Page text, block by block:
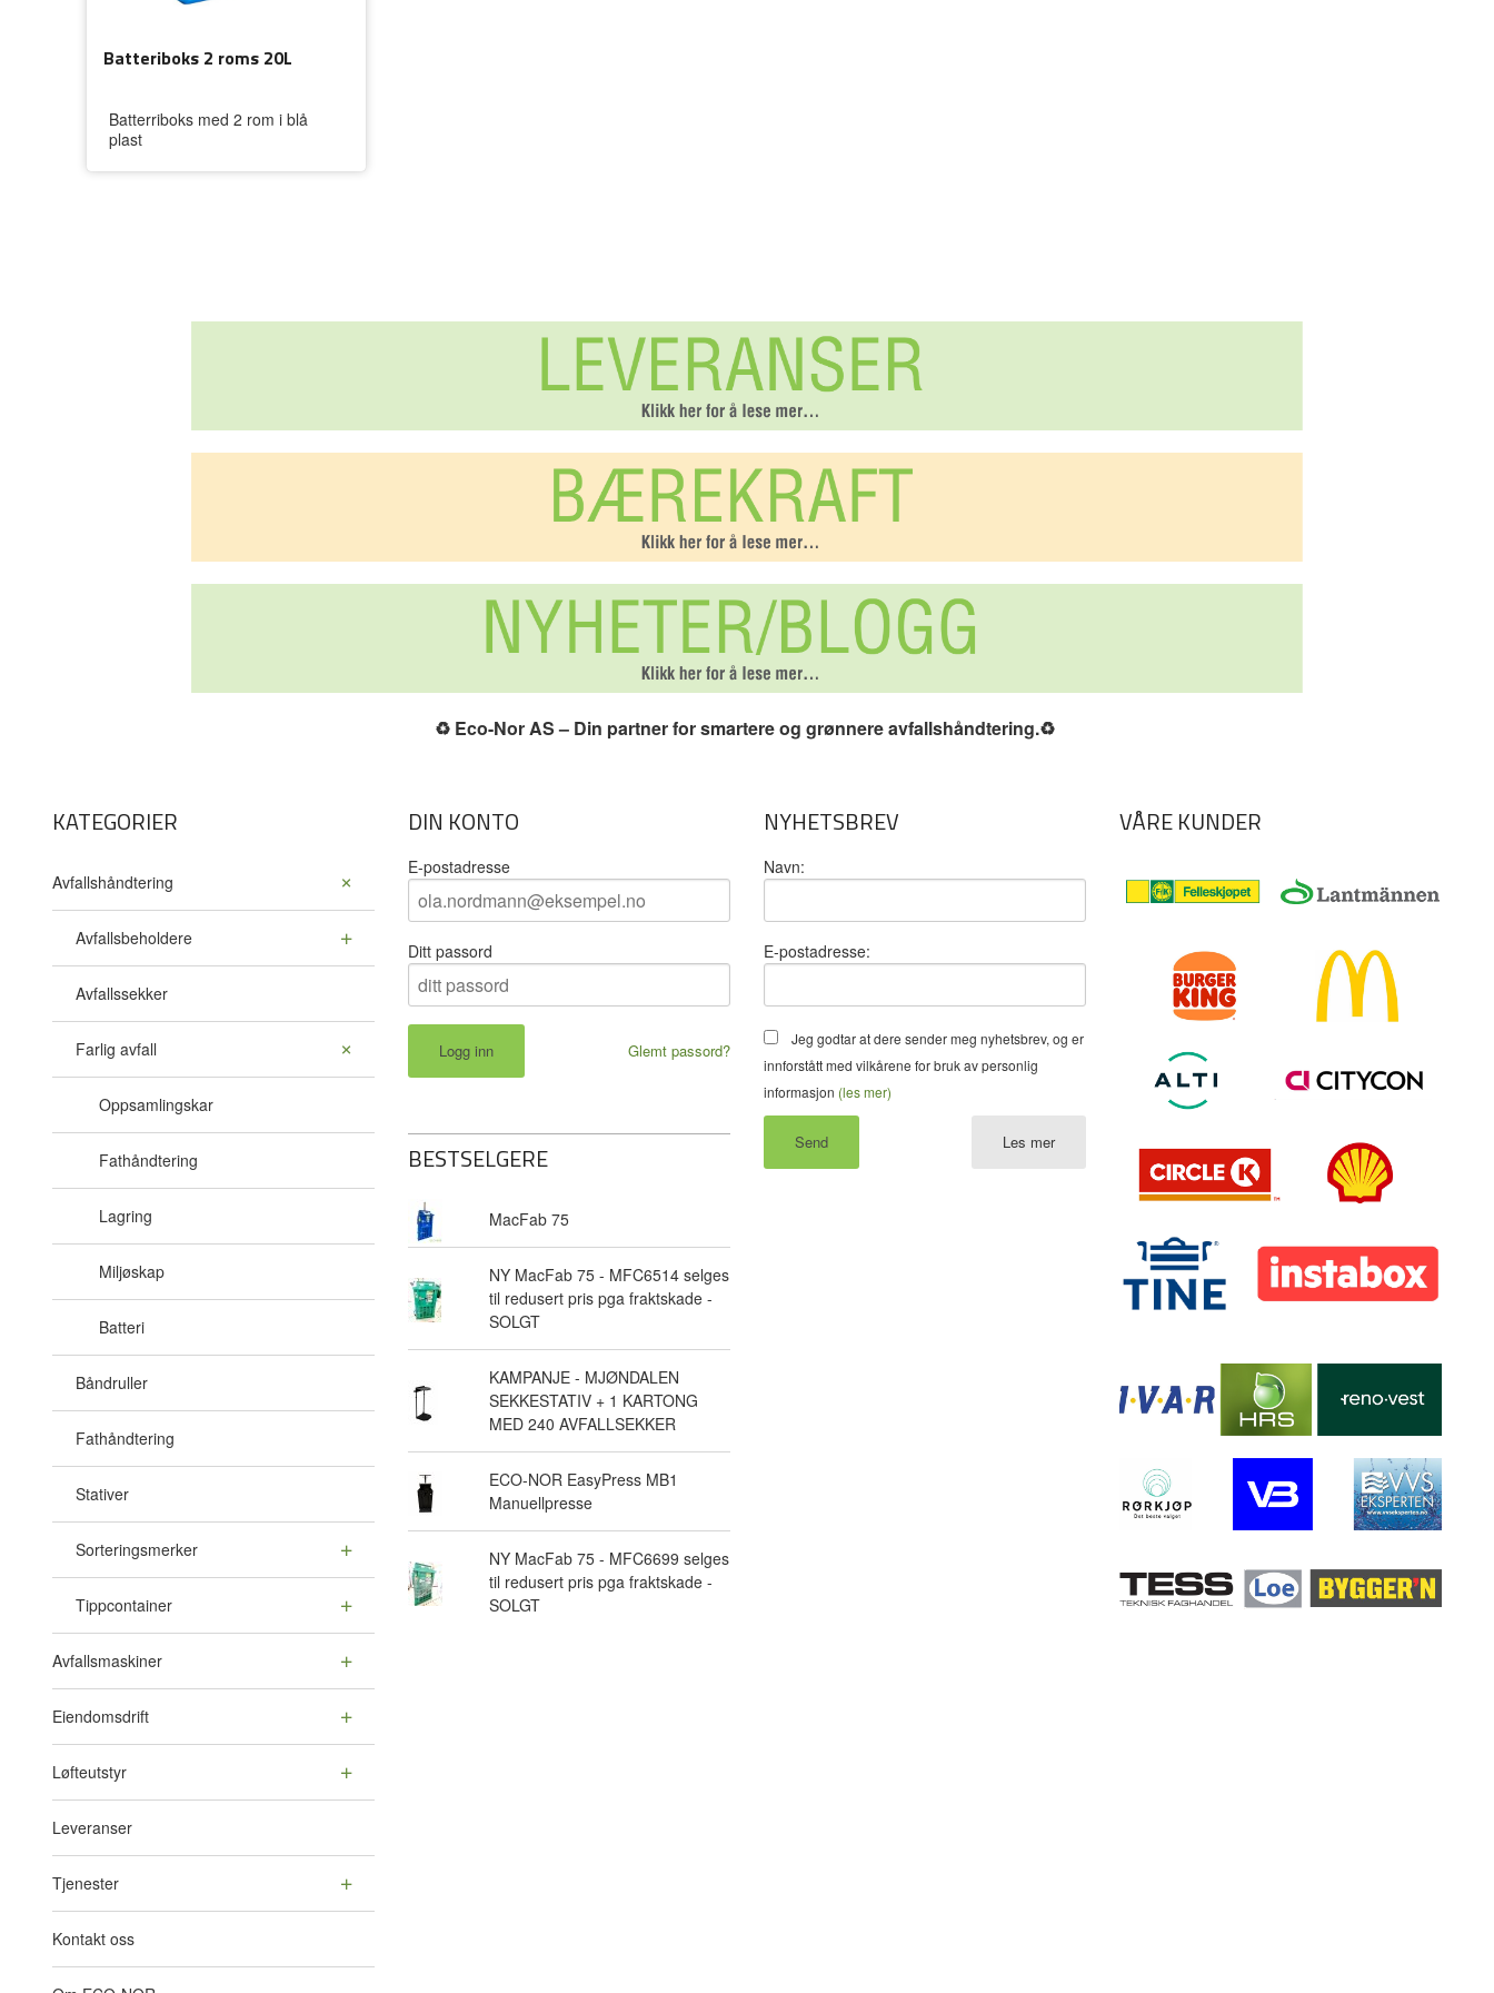
Batteriboks 2 roms 20L
Batterriboks med 2 rom i blå
plast
♻️ Eco-Nor AS – Din partner for smartere og grønnere avfallshåndtering.♻️
KATEGORIER
Avfallshåndtering
Avfallsbeholdere
Avfallssekker
Farlig avfall
Oppsamlingskar
Fathåndtering
Lagring
Miljøskap
Batteri
Båndruller
Fathåndtering
Stativer
Sorteringsmerker
Tippcontainer
Avfallsmaskiner
Eiendomsdrift
Løfteutstyr
Leveranser
Tjenester
Kontakt oss
DIN KONTO
E-postadresse
Ditt passord
Glemt passord?
BESTSELGERE
MacFab 75
NY MacFab 75 - MFC6514 selges
til redusert pris pga fraktskade -
SOLGT
KAMPANJE - MJØNDALEN
SEKKESTATIV + 1 KARTONG
MED 240 AVFALLSEKKER
ECO-NOR EasyPress MB1
Manuellpresse
NY MacFab 75 - MFC6699 selges
til redusert pris pga fraktskade -
SOLGT
NYHETSBREV
Navn:
E-postadresse:
Jeg godtar at dere sender meg nyhetsbrev, og er
innforstått med vilkårene for bruk av personlig
informasjon (les mer)
Les mer
VÅRE KUNDER